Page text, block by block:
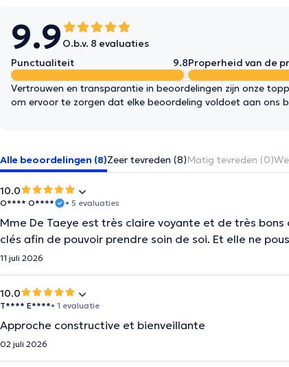
9.9 O.b.v. 8 evaluaties
Punctualiteit
9.8Properheid van de
Vertrouwen en transparantie in beoordelingen zijn onze
om ervoor te zorgen dat elke beoordeling voldoet aan ons
Alle beoordelingen (8)Zeer tevreden (8)Matig tevreden (0)
10.0
O**** O**** • 5 evaluaties
Mme De Taeye est très claire voyante et de très
clés afin de pouvoir prendre soin de soi. Et elle ne
11 juli 2026
10.0
T**** E****• 1 evaluatie
Approche constructive et bienveillante
02 juli 2026